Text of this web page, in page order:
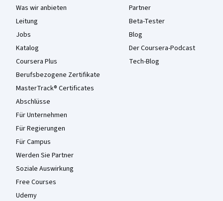
Was wir anbieten
Leitung
Jobs
Katalog
Coursera Plus
Berufsbezogene Zertifikate
MasterTrack® Certificates
Abschlüsse
Für Unternehmen
Für Regierungen
Für Campus
Werden Sie Partner
Soziale Auswirkung
Free Courses
Udemy
Partner
Beta-Tester
Blog
Der Coursera-Podcast
Tech-Blog